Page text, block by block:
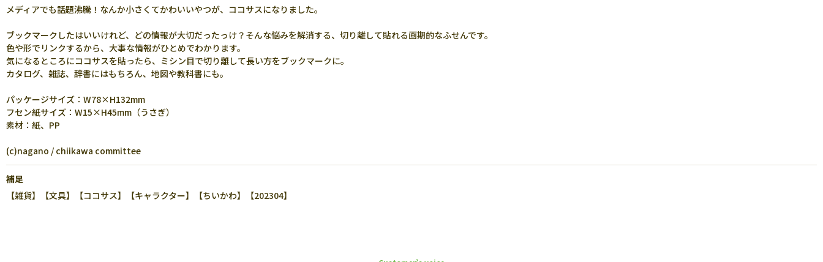
メディアでも話題沸騰！なんか小さくてかわいいやつが、ココサスになりました。
ブックマークしたはいいけれど、どの情報が大切だったっけ？そんな悩みを解消する、切り離して貼れる画期的なふせんです。
色や形でリンクするから、大事な情報がひとめでわかります。
気になるところにココサスを貼ったら、ミシン目で切り離して長い方をブックマークに。
カタログ、雑誌、辞書にはもちろん、地図や教科書にも。
パッケージサイズ：W78×H132mm
フセン紙サイズ：W15×H45mm（うさぎ）
素材：紙、PP
(c)nagano / chiikawa committee
補足
【雑貨】【文具】【ココサス】【キャラクター】【ちいかわ】【202304】